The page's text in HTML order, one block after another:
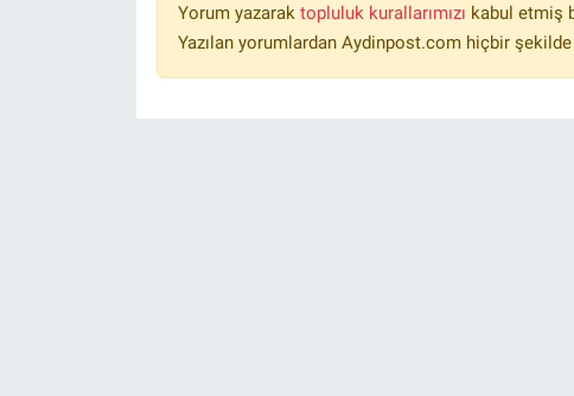
Yorum yazarak topluluk kurallarımızı kabul etmiş
Yazılan yorumlardan Aydinpost.com hiçbir